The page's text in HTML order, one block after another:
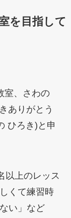
を目指して
室、さわの
ありがとう
ひろき)と申
以上のレッス
くて練習時
い」など